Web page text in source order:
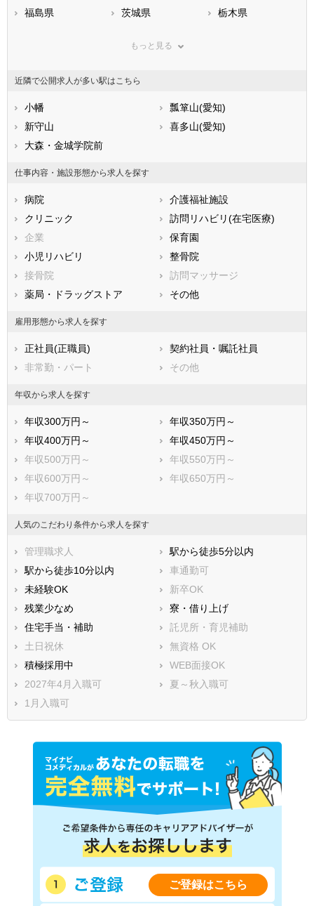
福島県
茨城県
栃木県
神奈川県
石川県
福井県
静岡県
三重県
滋賀県
大阪府
兵庫県
香川県
高知県
福岡県
長崎県
熊本県
鹿児島県
もっと見る
近隣で公開求人が多い駅はこちら
小幡
瓢箪山(愛知)
新守山
喜多山(愛知)
大森・金城学院前
仕事内容・施設形態から求人を探す
病院
介護福祉施設
クリニック
訪問リハビリ(在宅医療)
企業
保育園
小児リハビリ
整骨院
接骨院
訪問マッサージ
薬局・ドラッグストア
その他
雇用形態から求人を探す
正社員(正職員)
契約社員・嘱託社員
非常勤・パート
その他
年収から求人を探す
年収300万円～
年収350万円～
年収400万円～
年収450万円～
年収500万円～
年収550万円～
年収600万円～
年収650万円～
年収700万円～
人気のこだわり条件から求人を探す
管理職求人
駅から徒歩5分以内
駅から徒歩10分以内
車通勤可
未経験OK
新卒OK
残業少なめ
寮・借り上げ
住宅手当・補助
託児所・育児補助
土日祝休
無資格 OK
積極採用中
WEB面接OK
2027年4月入職可
夏～秋入職可
1月入職可
ご登録はこちら